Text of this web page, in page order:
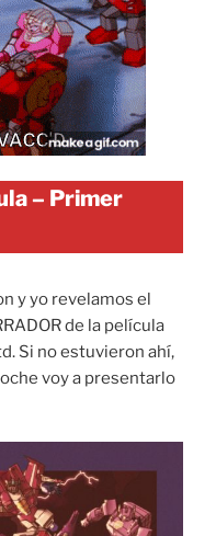
– Primer
y yo revelamos el
de la película
Si no estuvieron ahí,
voy a presentarlo